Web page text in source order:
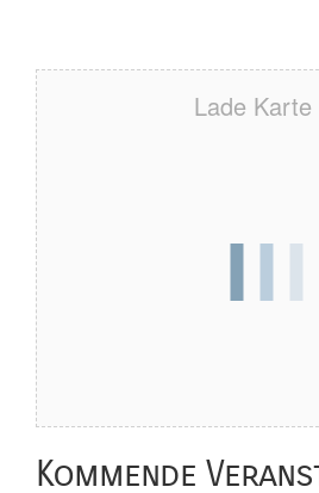
Lade Karte
Kommende